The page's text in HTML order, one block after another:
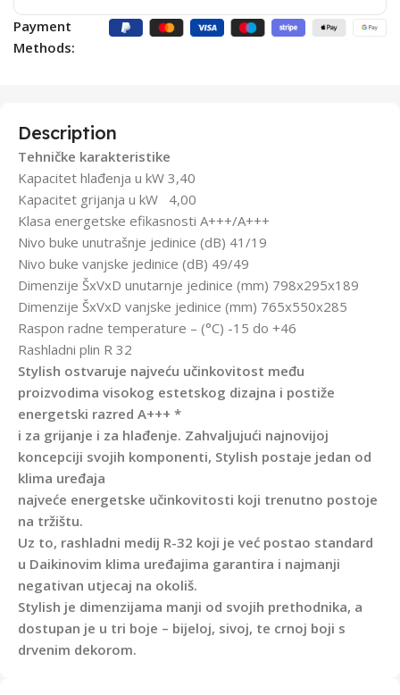
Payment
Methods:
Description
Tehničke karakteristike
Kapacitet hlađenja u kW 3,40
Kapacitet grijanja u kW 4,00
Klasa energetske efikasnosti A+++/A+++
Nivo buke unutrašnje jedinice (dB) 41/19
Nivo buke vanjske jedinice (dB) 49/49
Dimenzije ŠxVxD unutarnje jedinice (mm) 798x295x189
Dimenzije ŠxVxD vanjske jedinice (mm) 765x550x285
Raspon radne temperature – (°C) -15 do +46
Rashladni plin R 32
Stylish ostvaruje najveću učinkovitost među
proizvodima visokog estetskog dizajna i postiže
energetski razred A+++ *
i za grijanje i za hlađenje. Zahvaljujući najnovijoj
koncepciji svojih komponenti, Stylish postaje jedan od
klima uređaja
najveće energetske učinkovitosti koji trenutno postoje
na tržištu.
Uz to, rashladni medij R-32 koji je već postao standard
u Daikinovim klima uređajima garantira i najmanji
negativan utjecaj na okoliš.
Stylish je dimenzijama manji od svojih prethodnika, a
dostupan je u tri boje – bijeloj, sivoj, te crnoj boji s
drvenim dekorom.